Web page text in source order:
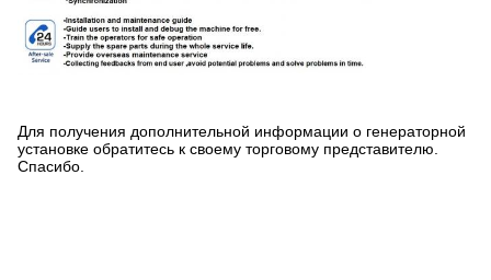
Для получения дополнительной информации о генераторной
установке обратитесь к своему торговому представителю.
Спасибо.